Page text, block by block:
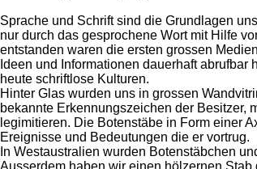
Sprache und Schrift sind die Grundlagen
nur durch das gesprochene Wort mit Hilfe
entstanden waren die ersten grossen
Ideen und Informationen dauerhaft
heute schriftlose Kulturen.
Hinter Glas wurden uns in grossen
bekannte Erkennungszeichen der Besitzer,
legimitieren. Die Botenstäbe in Form einer
Ereignisse und Bedeutungen die er vortrug.
In Westaustralien wurden Botenstäbchen